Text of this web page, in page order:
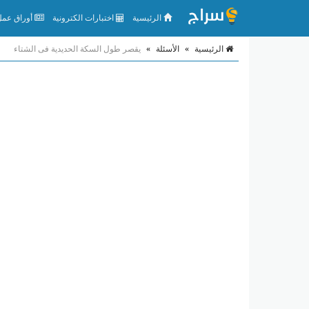
الرئيسية اختبارات الكترونية أوراق
الرئيسية » الأسئلة » يقصر طول السكة الحديدية فى الشتاء